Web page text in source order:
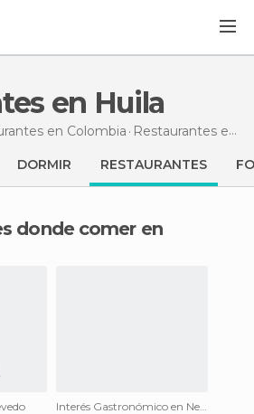
en Huila
en Colombia Restaurantes en Huila
DORMIR RESTAURANTES
Interés Gastronómico en Neiva